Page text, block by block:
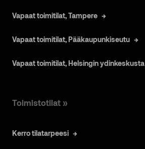
Vapaat toimitilat, Tampere
Vapaat toimitilat, Pääkaupunkiseutu
Vapaat toimitilat, Helsingin ydinkeskusta
Toimistotilat »
Kerro tilatarpeesi